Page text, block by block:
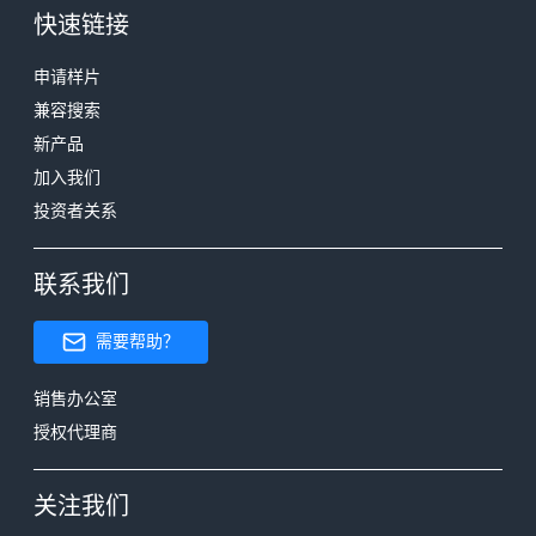
快速链接
申请样片
兼容搜索
新产品
加入我们
投资者关系
联系我们
需要帮助？
销售办公室
授权代理商
关注我们